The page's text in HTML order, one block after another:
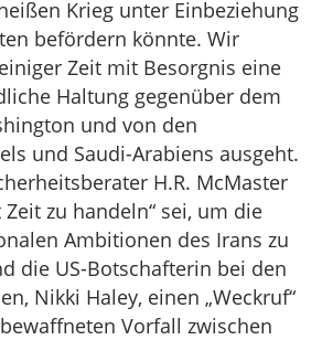
Krieg unter Einbeziehung
befördern könnte. Wir
Zeit mit Besorgnis eine
Haltung gegenüber dem
und von den
und Saudi-Arabiens ausgeht.
H.R. McMaster
zu handeln“ sei, um die
Ambitionen des Irans zu
die US-Botschafterin bei den
Nikki Haley, einen „Weckruf“
Vorfall zwischen